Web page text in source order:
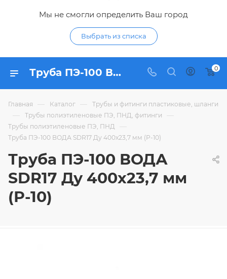
Мы не смогли определить Ваш город
Выбрать из списка
Труба ПЭ-100 ВОДА SDR17 Ду 400х23,7 мм (Р-10) - купить по цене 6 272,28 ₽ в интернет-магазине Гидропромтехника с доставкой в Курске 0
Главная — Каталог — Трубы и фитинги пластиковые, шланги
— Трубы полиэтиленовые ПЭ, ПНД, фитинги —
Трубы полиэтиленовые ПЭ, ПНД —
Труба ПЭ-100 ВОДА SDR17 Ду 400х23,7 мм (Р-10)
Труба ПЭ-100 ВОДА
SDR17 Ду 400х23,7 мм
(Р-10)